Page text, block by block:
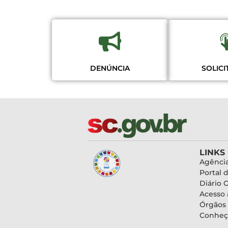
DENÚNCIA
LINKS
Portal
Diário
Acesso